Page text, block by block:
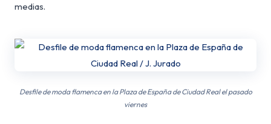
medias.
Desfile de moda flamenca en la Plaza de España de Ciudad Real el pasado
viernes